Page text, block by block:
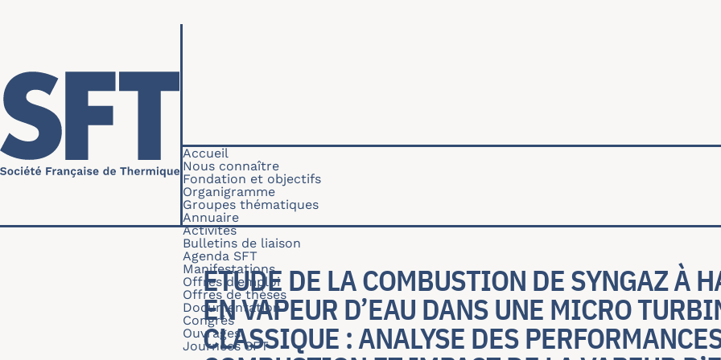
Navigation principale
Accueil
Nous connaître
Fondation et objectifs
Organigramme
Groupes thématiques
Annuaire
Activités
Bulletins de liaison
Agenda SFT
Manifestations
Offres d'emploi
Offres de thèses
Documentation
Congrès
Ouvrages
Journées SFT
ETUDE DE LA COMBUSTION DE SYNGAZ À
EN VAPEUR D’EAU DANS UNE MICRO
CLASSIQUE : ANALYSE DES